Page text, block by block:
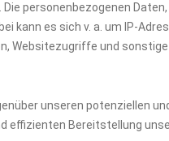
personenbezogenen
kann es sich v. a. um IP-
Websitezugriffe und sonstige
unseren potenziellen
effizienten Bereitstellung